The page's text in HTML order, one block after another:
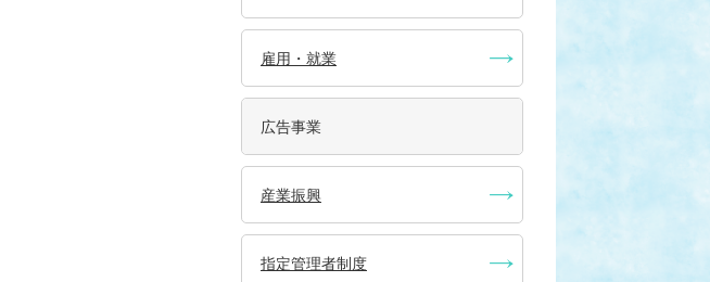
雇用・就業
広告事業
産業振興
指定管理者制度